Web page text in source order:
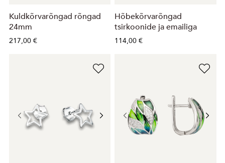
Kuldkõrvarõngad rõngad
24mm
217,00 €
Hõbekõrvarõngad
tsirkoonide ja emailiga
114,00 €